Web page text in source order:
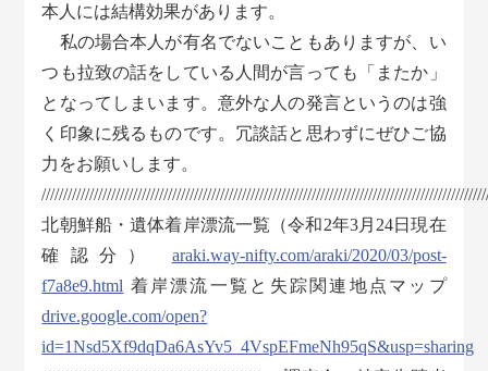
本人には結構効果があります。
私の場合本人が有名でないこともありますが、い
つも拉致の話をしている人間が言っても「またか」
となってしまいます。意外な人の発言というのは強
く印象に残るものです。冗談話と思わずにぜひご協
力をお願いします。
北朝鮮船・遺体着岸漂流一覧（令和2年3月24日現在
確認分） araki.way-nifty.com/araki/2020/03/post-
f7a8e9.html 着岸漂流一覧と失踪関連地点マップ
drive.google.com/open?
id=1Nsd5Xf9dqDa6AsYv5_4VspEFmeNh95qS&usp=sharing